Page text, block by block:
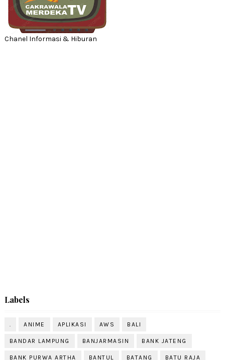
Chanel Informasi & Hiburan
Labels
ANIME APLIKASI AWS BALI
BANDAR LAMPUNG BANJARMASIN BANK JATENG
BANK PURWA ARTHA BANTUL BATANG BATU RAJA